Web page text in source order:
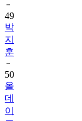
박
지
훈
50
올
데
이
프
로